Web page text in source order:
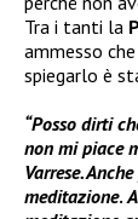
Tra i tanti la
ammesso
spiegarlo è
“Posso dirti
non mi piace
Varrese.
meditazione.